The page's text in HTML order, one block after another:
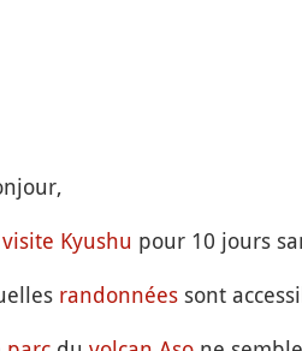
visite Kyushu pour 10 jours
randonnéessont